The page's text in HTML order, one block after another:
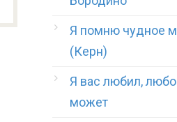
Я помню чудное
(Керн)
Я вас любил,
может